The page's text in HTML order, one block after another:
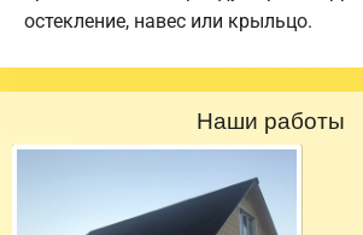
остекление, навес или крыльцо.
Наши работы